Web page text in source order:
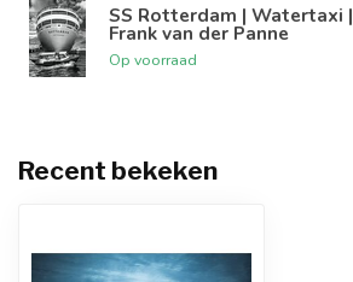
SS Rotterdam | Watertaxi |
Frank van der Panne
Op voorraad
Recent bekeken